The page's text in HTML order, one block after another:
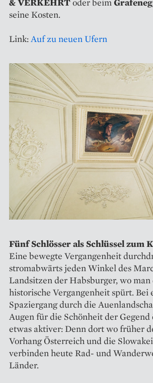
& VERKEHRToder beim
seine Kosten.
Link:Auf zu neuen Ufern
Fünf Schlösser als Schlüssel zum
Eine bewegte Vergangenheit
stromabwärts jeden Winkel des
Landsitzen der Habsburger, wo man
historische Vergangenheit spürt. Bei
Spaziergang durch die
Augen für die Schönheit der
etwas aktiver: Denn dort wo früher
Vorhang Österreich und die
verbinden heute Rad- und
Länder.